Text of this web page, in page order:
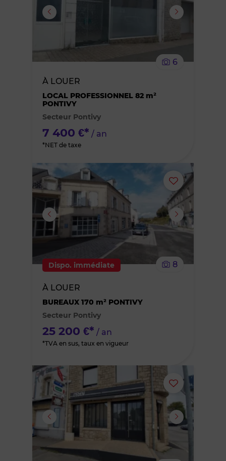
ou
6
À LOUER
LOCAL PROFESSIONNEL 82 m²
PONTIVY
Secteur Pontivy
7 400 €* / an
*NET de taxe
Ajouter
ou
supprimer
Dispo. immédiate 8
À LOUER
BUREAUX 170 m² PONTIVY
Secteur Pontivy
25 200 €* / an
*TVA en sus, taux en vigueur
Ajouter
ou
supprimer